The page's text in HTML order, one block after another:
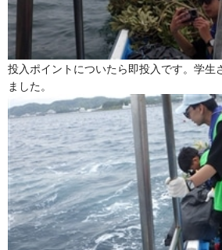
投入ポイントについたら即投入です。学生
ました。